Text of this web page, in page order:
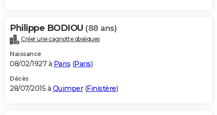
Philippe BODIOU (88 ans)
Créer une cagnotte obsèques
Naissance
08/02/1927 à Paris (Paris)
Décès
28/07/2015 à Quimper(Finistère)